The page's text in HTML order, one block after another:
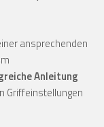
ansprechenden
Anleitung
Griffeinstellungen